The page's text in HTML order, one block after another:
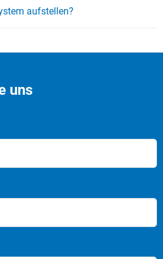
aufstellen?
uns